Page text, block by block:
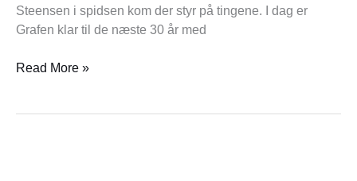
Steensen i spidsen kom der styr på tingene. I dag er
Grafen klar til de næste 30 år med
Read More »